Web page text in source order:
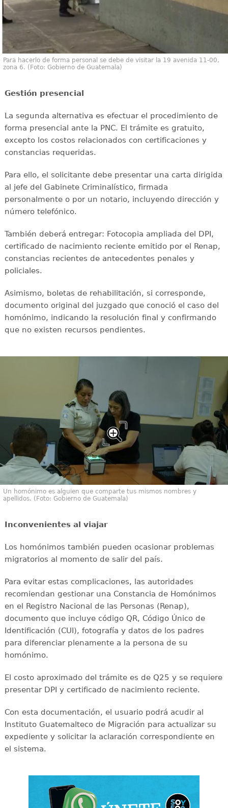
Para hacerlo de forma personal se debe de visitar la 19 avenida 11-00,
zona 6. (Foto: Gobierno de Guatemala)
Gestión presencial
La segunda alternativa es efectuar el procedimiento de
forma presencial ante la PNC. El trámite es gratuito,
excepto los costos relacionados con certificaciones y
constancias requeridas.
Para ello, el solicitante debe presentar una carta dirigida
al jefe del Gabinete Criminalístico, firmada
personalmente o por un notario, incluyendo dirección y
número telefónico.
También deberá entregar: Fotocopia ampliada del DPI,
certificado de nacimiento reciente emitido por el Renap,
constancias recientes de antecedentes penales y
policiales.
Asimismo, boletas de rehabilitación, si corresponde,
documento original del juzgado que conoció el caso del
homónimo, indicando la resolución final y confirmando
que no existen recursos pendientes.
Un homónimo es alguien que comparte tus mismos nombres y
apellidos. (Foto: Gobierno de Guatemala)
Inconvenientes al viajar
Los homónimos también pueden ocasionar problemas
migratorios al momento de salir del país.
Para evitar estas complicaciones, las autoridades
recomiendan gestionar una Constancia de Homónimos
en el Registro Nacional de las Personas (Renap),
documento que incluye código QR, Código Único de
Identificación (CUI), fotografía y datos de los padres
para diferenciar plenamente a la persona de su
homónimo.
El costo aproximado del trámite es de Q25 y se requiere
presentar DPI y certificado de nacimiento reciente.
Con esta documentación, el usuario podrá acudir al
Instituto Guatemalteco de Migración para actualizar su
expediente y solicitar la aclaración correspondiente en
el sistema.